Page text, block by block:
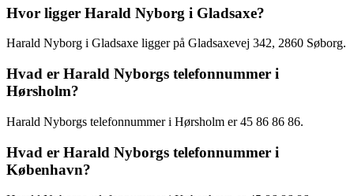
Hvor ligger Harald Nyborg i Gladsaxe?
Harald Nyborg i Gladsaxe ligger på Gladsaxevej 342, 2860 Søborg.
Hvad er Harald Nyborgs telefonnummer i
Hørsholm?
Harald Nyborgs telefonnummer i Hørsholm er 45 86 86 86.
Hvad er Harald Nyborgs telefonnummer i
København?